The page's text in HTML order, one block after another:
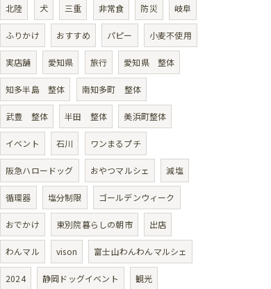
北陸 犬 三重 非常食 防災 岐阜
ふりかけ おすすめ パピー 小麦不使用
実店舗 愛知県 旅行 愛知県 整体
知多半島 整体 南知多町 整体
武豊 整体 半田 整体 美浜町整体
イベント 石川 ワンまるプチ
阪急ハロードッグ おやつマルシェ 減塩
循環器 塩分制限 ゴールデンウィーク
おでかけ 東別院暮らしの朝市 出店
わんマル vison 富士山わんわんマルシェ
2024 静岡ドッグイベント 観光